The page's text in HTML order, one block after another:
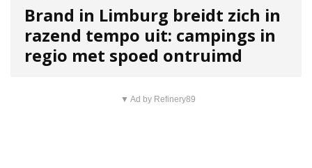
Brand in Limburg breidt zich in
razend tempo uit: campings in
regio met spoed ontruimd
▼ Ad by Refinery89